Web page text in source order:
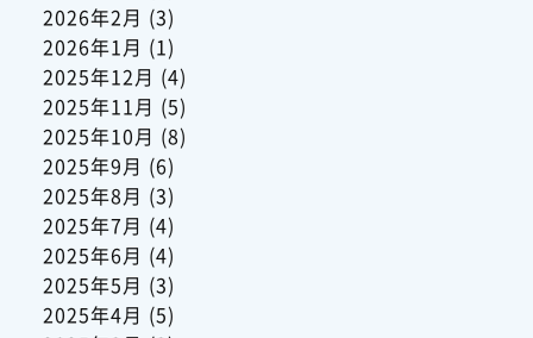
2026年2月 (3)
2026年1月 (1)
2025年12月 (4)
2025年11月 (5)
2025年10月 (8)
2025年9月 (6)
2025年8月 (3)
2025年7月 (4)
2025年6月 (4)
2025年5月 (3)
2025年4月 (5)